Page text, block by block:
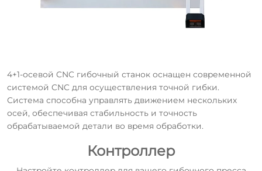
4+1-осевой CNC гибочный станок оснащен современной
системой CNC для осуществления точной гибки.
Система способна управлять движением нескольких
осей, обеспечивая стабильность и точность
обрабатываемой детали во время обработки.
Контроллер